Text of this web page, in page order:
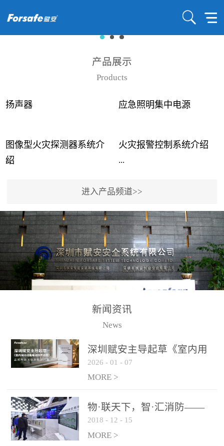
产品展示
Products
扬声器 应急照明集中电源
图像型火灾探测器系统介
绍
...
事故频发，传统的火灾探
测方法已无法满足要求。
尤其是目前众多的大型影
剧院、会议展览中心、体
育馆、大型仓库和隧道空
间等，其建筑结构特殊、
火灾隐患多。一旦发生火
传统的火灾关测器无法被
及时缺发，不能及早发现
和有效扑救火火，这不仅
力和闲难，同时也将造成
巨大的经济损失和社会影
响，基至还会造成人员伤
亡。图像型火灾探测器正
火灾报警控制系统介绍
...
用了具有仲裁机制和冗余
校验的总线传输技术、线
路状态检测与保护技术、
后向光电感烟探测技术、
高可靠的系统抗干扰技术
等多项专利技术和专有技
警领域三十多年技术积累
和工程实践的结晶。
进入产品频道>>
新闻资讯
News
深圳赋安主导起草《室内用
光动能电池技术规程》 正式
布局光伏新能源产业
2026 - 01 - 07
MORE >
物·联天下，智·汇消防——
赋安F&S 2018上海消防展圆
满落幕
2018 - 12 - 15
MORE >